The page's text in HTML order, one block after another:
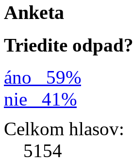
Anketa
Triedite odpad?
áno
59%
nie
41%
Celkom hlasov:
5154